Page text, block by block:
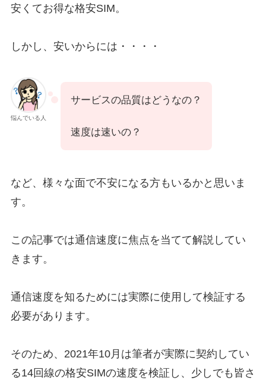
安くてお得な格安SIM。
しかし、安いからには・・・・
悩んでいる人
サービスの品質はどうなの？
速度は速いの？
など、様々な面で不安になる方もいるかと思いま
す。
この記事では通信速度に焦点を当てて解説してい
きます。
通信速度を知るためには実際に使用して検証する
必要があります。
そのため、2021年10月は筆者が実際に契約してい
る14回線の格安SIMの速度を検証し、少しでも皆さ